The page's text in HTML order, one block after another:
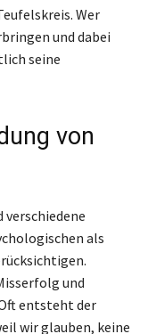
Wer
und dabei
seine
von
als
und
entsteht der
wir glauben, keine